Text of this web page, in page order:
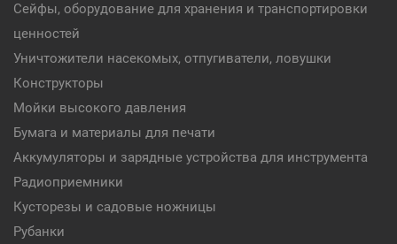
Сейфы, оборудование для хранения и транспортировки
ценностей
Уничтожители насекомых, отпугиватели, ловушки
Конструкторы
Мойки высокого давления
Бумага и материалы для печати
Аккумуляторы и зарядные устройства для инструмента
Радиоприемники
Кусторезы и садовые ножницы
Рубанки